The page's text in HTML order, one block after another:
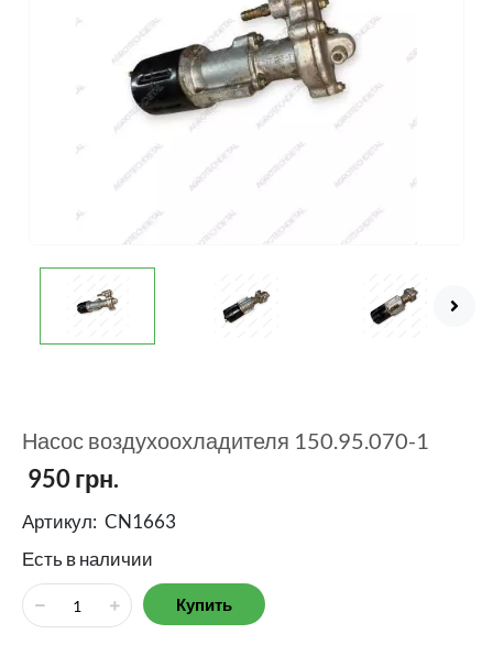
Насос воздухоохладителя 150.95.070-1
950грн.
Артикул: CN1663
Есть в наличии
Купить